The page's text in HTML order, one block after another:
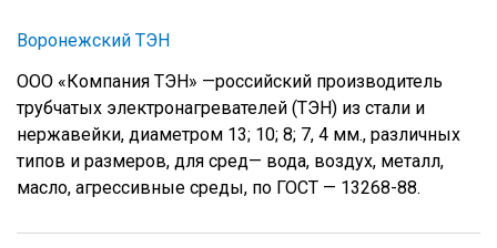
Воронежский ТЭН
ООО «Компания ТЭН» —российский производитель
трубчатых электронагревателей (ТЭН) из стали и
нержавейки, диаметром 13; 10; 8; 7, 4 мм., различных
типов и размеров, для сред— вода, воздух, металл,
масло, агрессивные среды, по ГОСТ — 13268-88.